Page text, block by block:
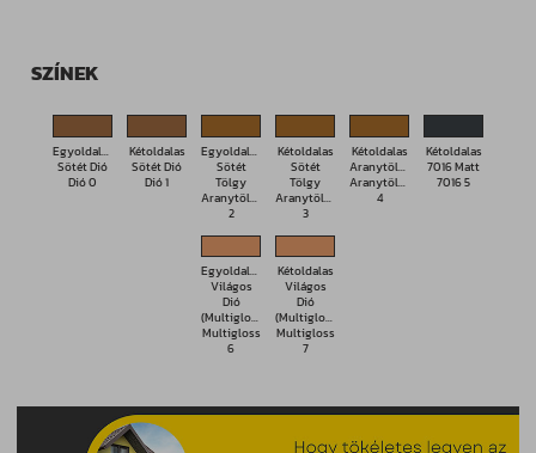
SZÍNEK
Egyoldalas
Sötét Dió
Dió 0
Kétoldalas
Sötét Dió
Dió 1
Egyoldalas
Sötét
Tölgy
Aranytölgy
2
Kétoldalas
Sötét
Tölgy
Aranytölgy
3
Kétoldalas
Aranytölgy
Aranytölgy
4
Kétoldalas
7016 Matt
7016 5
Egyoldalas
Világos
Dió
(Multigloss)
Multigloss
6
Kétoldalas
Világos
Dió
(Multigloss)
Multigloss
7